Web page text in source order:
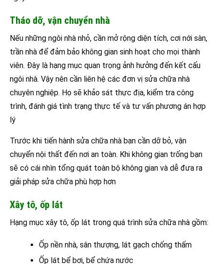
Tháo dỡ, vận chuyển nhà
Nếu những ngôi nhà nhỏ, cần mở rộng diện tích, cơi nới sàn,
trần nhà để đảm bảo không gian sinh hoạt cho mọi thành
viên. Đây là hạng mục quan trọng ảnh hưởng đến kết cấu
ngôi nhà. Vậy nên cần liên hệ các đơn vị sửa chữa nhà
chuyên nghiệp. Họ sẽ khảo sát thực địa, kiểm tra công
trình, đánh giá tình trạng thực tế và tư vấn phương án hợp
lý
Trước khi tiến hành sửa chữa nhà bạn cần dỡ bỏ, vận
chuyển nội thất đến nơi an toàn. Khi không gian trống bạn
sẽ có cái nhìn tổng quát toàn bộ không gian và dễ đưa ra
giải pháp sửa chữa phù hợp hơn
Xây tô, ốp lát
Hạng mục xây tô, ốp lát trong quá trình sửa chữa nhà gồm:
Ốp nền nhà, sân thượng, lát gạch chống thấm
Ốp lát bể bơi, bể chứa nước